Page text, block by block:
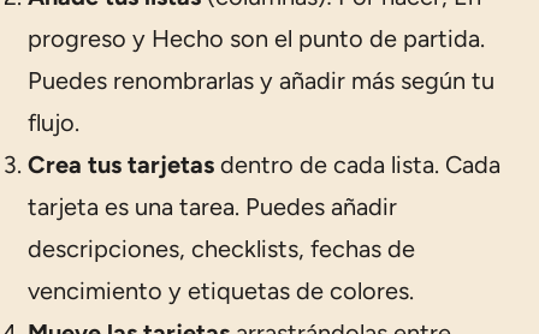
progreso y Hecho son el punto de partida.
Puedes renombrarlas y añadir más según tu
flujo.
Crea tus tarjetasdentro de cada lista. Cada
tarjeta es una tarea. Puedes añadir
descripciones, checklists, fechas de
vencimiento y etiquetas de colores.